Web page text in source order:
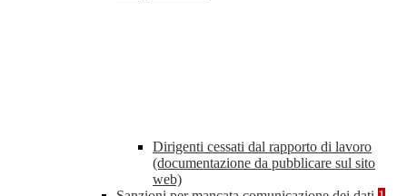
Dirigenti cessati dal rapporto di lavoro
(documentazione da pubblicare sul sito
web)